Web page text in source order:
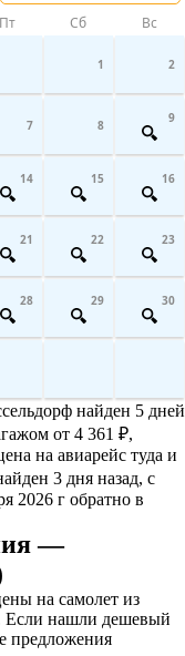
Пт Сб Вс
1 2
7 8 9
14 15 16
21 22 23
28 29 30
найден 5 дней
от 4 361 ₽,
на авиарейс туда и
3 дня назад, с
2026 г обратно в
—
на самолет из
Если нашли дешевый
предложения